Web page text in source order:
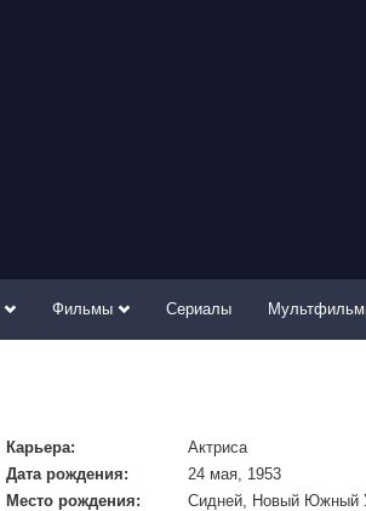
Фильмы Сериалы
Карьера:
Актриса
Дата рождения:
24 мая, 1953
Место рождения:
Сидней, Новый Южный